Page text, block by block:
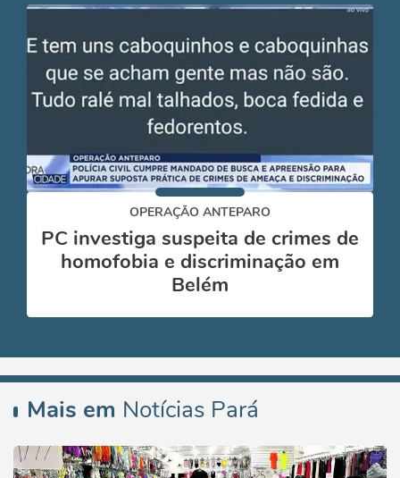
OPERAÇÃO ANTEPARO
PC investiga suspeita de crimes de
homofobia e discriminação em
Belém
Mais em Notícias Pará